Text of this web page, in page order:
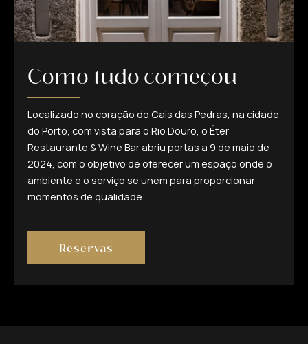
Como tudo começou
Localizado no coração do Cais das Pedras, na cidade
do Porto, com vista para o Rio Douro, o Éter
Restaurante & Wine Bar abriu portas a 9 de maio de
2024, com o objetivo de oferecer um espaço onde o
ambiente e o serviço se unem para proporcionar
momentos de qualidade.
Reservas